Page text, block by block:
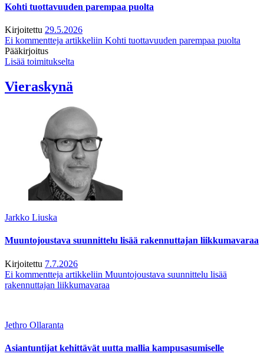
Kohti tuottavuuden parempaa puolta
Kirjoitettu 29.5.2026
Ei kommentteja artikkeliin Kohti tuottavuuden parempaa puolta
Pääkirjoitus
Lisää toimitukselta
Vieraskynä
Jarkko Liuska
Muuntojoustava suunnittelu lisää rakennuttajan liikkumavaraa
Kirjoitettu 7.7.2026
Ei kommentteja artikkeliin Muuntojoustava suunnittelu lisää
rakennuttajan liikkumavaraa
Jethro Ollaranta
Asiantuntijat kehittävät uutta mallia kampusasumiselle